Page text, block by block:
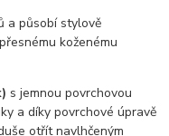
a působí stylově
koženému
s jemnou povrchovou
a díky povrchové úpravě
otřít navlhčeným